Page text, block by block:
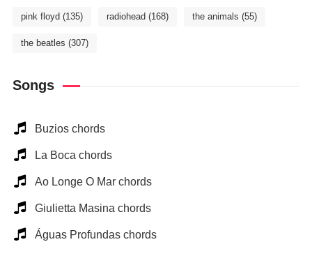
pink floyd (135) radiohead (168) the animals (55)
the beatles (307)
Songs
Buzios chords
La Boca chords
Ao Longe O Mar chords
Giulietta Masina chords
Águas Profundas chords